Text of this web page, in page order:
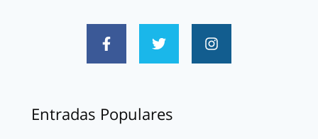
Entradas Populares